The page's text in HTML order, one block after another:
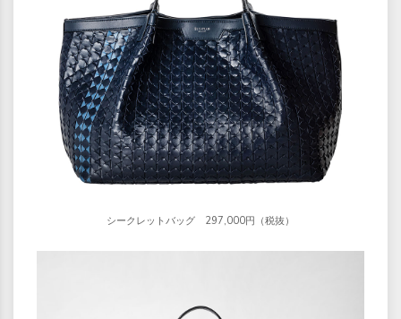
シークレットバッグ 297,000円（税抜）